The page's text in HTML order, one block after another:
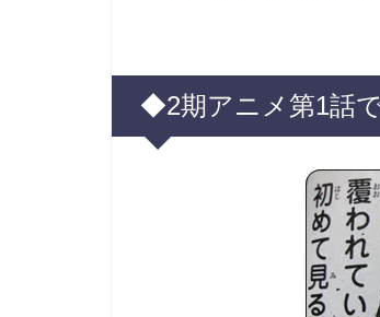
◆2期アニメ第1話